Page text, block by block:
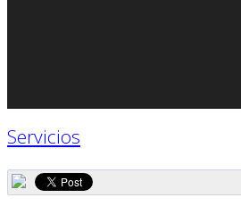
Servicios